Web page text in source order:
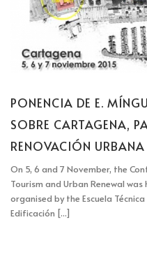
PONENCIA DE E.
SOBRE CARTAGENA,
RENOVACIÓN URBANA
On 5, 6 and 7 November, the
Tourism and Urban Renewal
organised by the Escuela
Edificación [...]